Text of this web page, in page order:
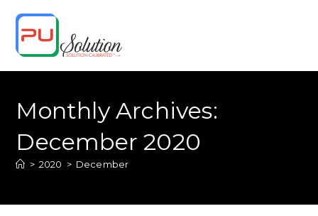
content
Monthly Archives:
December 2020
> 2020 > December